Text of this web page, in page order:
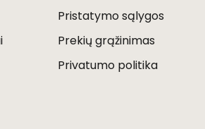
Pristatymo sąlygos
Prekių grąžinimas
Privatumo politika